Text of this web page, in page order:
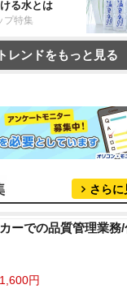
る水とは
プ特集
レンドをもっと見る
さらに
ーでの品質管理業務/
円